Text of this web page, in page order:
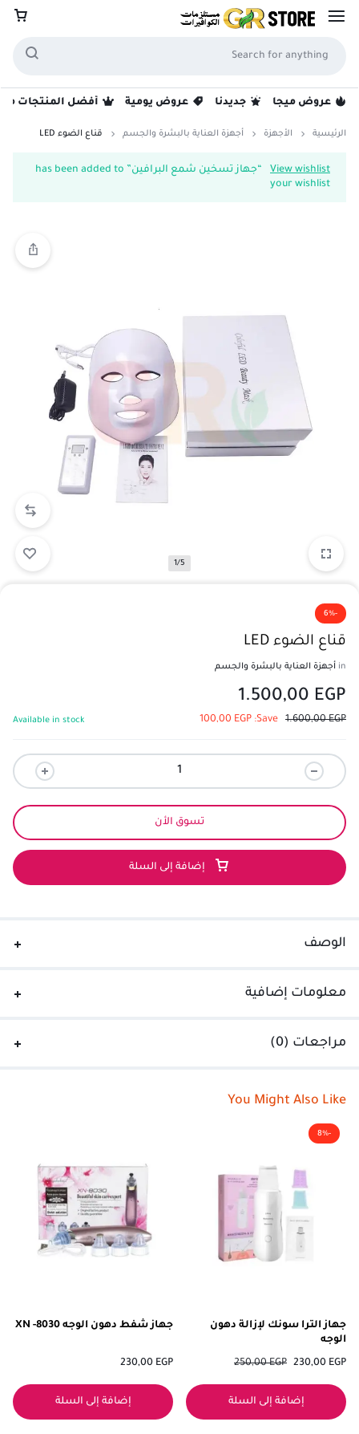
عروض ميجا جديدنا عروض يومية أفضل المنتجات
الرئيسية الأجهزة أجهزة العناية بالبشرة والجسم قناع الضوء LED
View wishlist
“جهاز تسخين شمع البرافين” has been added to
your wishlist
1/5
-6%
قناع الضوء LED
in أجهزة العناية بالبشرة والجسم
1.500,00 EGP
1.600,00EGP
Save:
100,00 EGP
Available in stock
إضافة إلى السلة
تسوق الأن
الوصف
معلومات إضافية
مراجعات (0)
You Might Also Like
-8%
جهاز الترا سونك لإزالة دهون
الوجه
230,00 EGP
250,00EGP
إضافة إلى السلة
جهاز شفط دهون الوجه XN -8030
230,00 EGP
إضافة إلى السلة